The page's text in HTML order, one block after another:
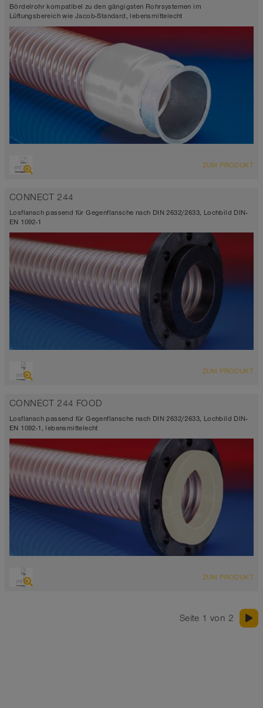
Bördelrohr kompatibel zu den gängigsten Rohrsystemen im
Lüftungsbereich wie Jacob-Standard, lebensmittelecht
ZUM PRODUKT
CONNECT 244
Losflansch passend für Gegenflansche nach DIN 2632/2633, Lochbild DIN-
EN 1092-1
ZUM PRODUKT
CONNECT 244 FOOD
Losflansch passend für Gegenflansche nach DIN 2632/2633, Lochbild DIN-
EN 1092-1, lebensmittelecht
ZUM PRODUKT
Seite 1 von 2